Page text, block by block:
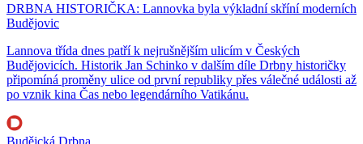
DRBNA HISTORIČKA: Lannovka byla výkladní skříní moderních
Budějovic
Lannova třída dnes patří k nejrušnějším ulicím v Českých
Budějovicích. Historik Jan Schinko v dalším díle Drbny historičky
připomíná proměny ulice od první republiky přes válečné události až
po vznik kina Čas nebo legendárního Vatikánu.
Budějcká Drbna